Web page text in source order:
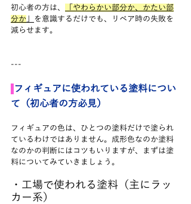
初心者の方は、
「やわらかい部分か、かたい部
分か
を意識するだけでも、リペア時の失敗を
減らせます。
---
フィギュアに使われている塗料につい
て（初心者の方必見）
フィギュアの色は、ひとつの塗料だけで塗られ
ているわけではありません。成形色なのか塗料
なのかの判断にはコツもいりますが、まずは塗
料についてみていきましょう。
・工場で使われる塗料（主にラッ
カー系）